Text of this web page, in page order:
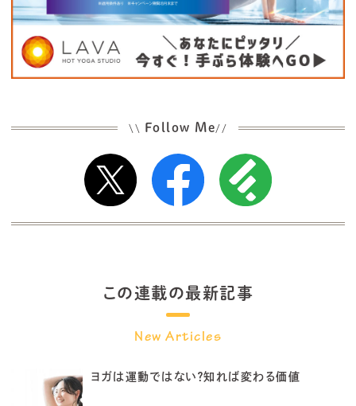
\\ Follow Me//
この連載の最新記事
ヨガは運動ではない？知れば変わる価値